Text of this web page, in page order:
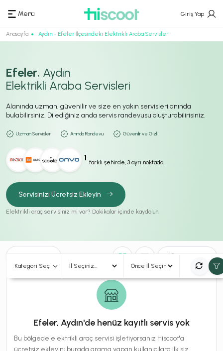
Menü Giriş Yap
Anasayfa Aydın - Efeler İlçesindeki Elektrikli Araba Servisleri
Efeler, Aydın
Elektrikli Araba Servisleri
Alanında uzman, güvenilir ve size en yakın servisleri anında
bulabilirsiniz. Dilediğiniz anda servis randevusu oluşturabilirisiniz.
Uzman Servisler Anında Randevu Güvenilir ve Gizli
1 farklı şehirde, 3 ayrı noktada.
Servisinizi Ücretsiz Ekleyin
Elektrikli araç servisiniz mi var? Dakikalar içinde kaydolun.
Kategori Seç
Efeler, Aydın'de henüz kayıtlı servis yok
Bu bölgede elektrikli araç servisi işletiyorsanız Hiscoot'a